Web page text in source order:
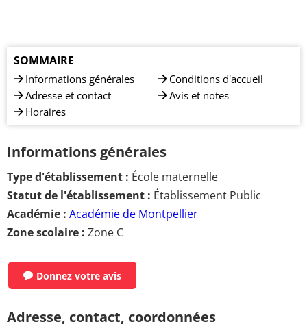
SOMMAIRE
Informations générales
Adresse et contact
Horaires
Conditions d'accueil
Avis et notes
Informations générales
Type d'établissement : École maternelle
Statut de l'établissement : Établissement Public
Académie : Académie de Montpellier
Zone scolaire : Zone C
Donnez votre avis
Adresse, contact, coordonnées